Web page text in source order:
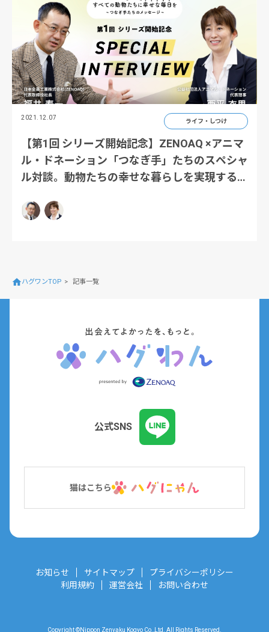
2021.12.07
ライフ・しつけ
【第1回 シリーズ開始記念】ZENOAQ ×アニマ
ル・ドネーション「つなぎ手」たちのスペシャ
ル対談。動物たちの幸せな暮らしを実現するた
ハグワンTOP 記事一覧
公式SNS
猫はこちら
お知らせ サイトマップ
プライバシーポリシー
利用規約
運営会社 お問い合わせ
Copyright ©Nippon Zenyaku Kogyo Co.,Ltd. All Rights Reserved.